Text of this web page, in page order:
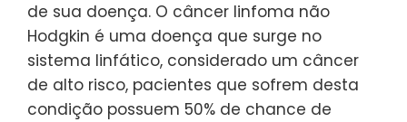
de sua doença. O câncer linfoma não
Hodgkin é uma doença que surge no
sistema linfático, considerado um câncer
de alto risco, pacientes que sofrem desta
condição possuem 50% de chance de